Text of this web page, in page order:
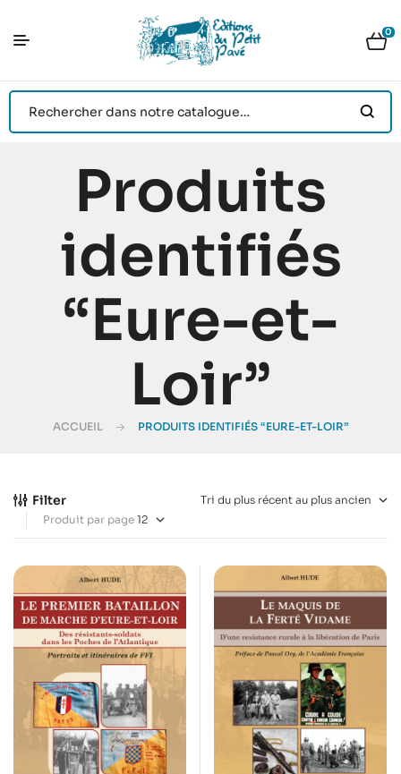
0
Produits
identifiés
“Eure-et-
Loir”
ACCUEIL PRODUITS IDENTIFIÉS “EURE-ET-LOIR”
Filter
Produit par page